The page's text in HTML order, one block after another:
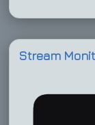
Stream